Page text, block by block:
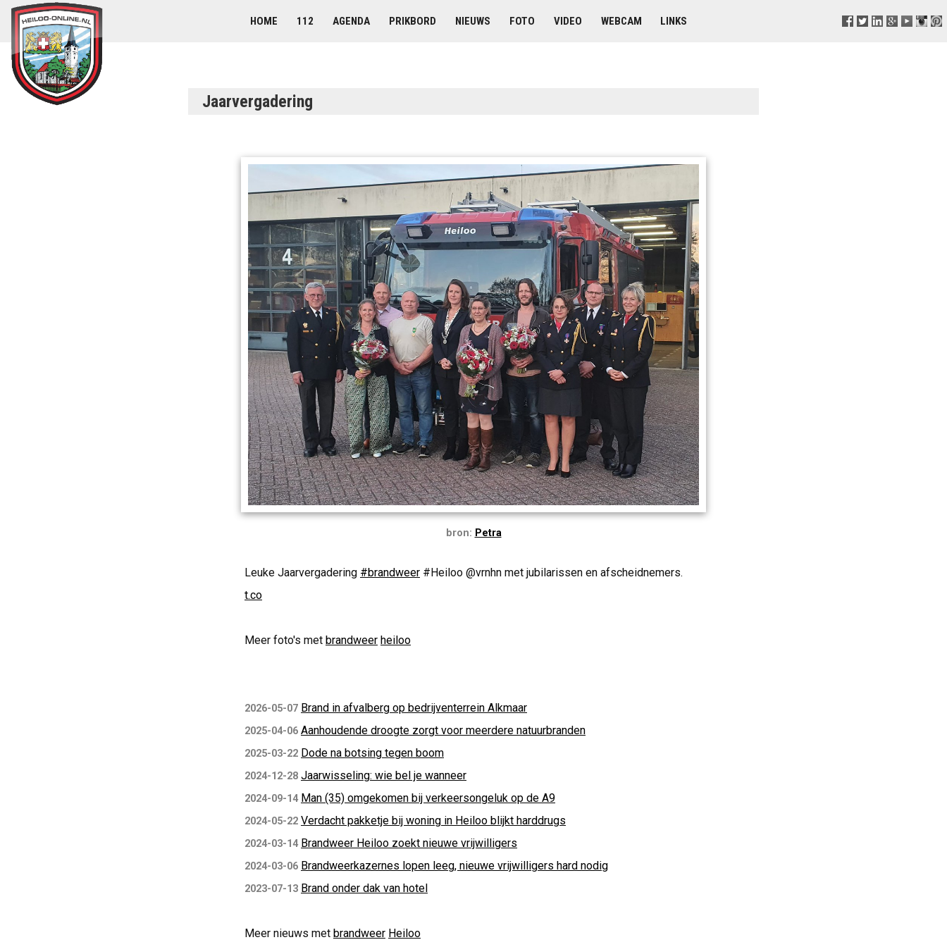
HOME 112 AGENDA PRIKBORD NIEUWS FOTO VIDEO WEBCAM LINKS
Jaarvergadering
bron: Petra
Leuke Jaarvergadering #brandweer #Heiloo @vrnhn met jubilarissen en afscheidnemers.
t.co
Meer foto's met brandweer heiloo
2026-05-07 Brand in afvalberg op bedrijventerrein Alkmaar
2025-04-06 Aanhoudende droogte zorgt voor meerdere natuurbranden
2025-03-22 Dode na botsing tegen boom
2024-12-28 Jaarwisseling: wie bel je wanneer
2024-09-14 Man (35) omgekomen bij verkeersongeluk op de A9
2024-05-22 Verdacht pakketje bij woning in Heiloo blijkt harddrugs
2024-03-14 Brandweer Heiloo zoekt nieuwe vrijwilligers
2024-03-06 Brandweerkazernes lopen leeg, nieuwe vrijwilligers hard nodig
2023-07-13 Brand onder dak van hotel
Meer nieuws met brandweer Heiloo